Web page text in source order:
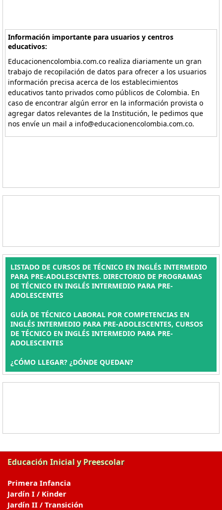
Información importante para usuarios y centros
educativos:
Educacionencolombia.com.co realiza diariamente un gran
trabajo de recopilación de datos para ofrecer a los usuarios
información precisa acerca de los establecimientos
educativos tanto privados como públicos de Colombia. En
caso de encontrar algún error en la información provista o
agregar datos relevantes de la Institución, le pedimos que
nos envíe un mail a info@educacionencolombia.com.co.
LISTADO DE CURSOS DE TÉCNICO EN INGLÉS INTERMEDIO
PARA PRE-ADOLESCENTES. DIRECTORIO DE PROGRAMAS
DE TÉCNICO EN INGLÉS INTERMEDIO PARA PRE-
ADOLESCENTES
GUÍA DE TÉCNICO LABORAL POR COMPETENCIAS EN
INGLÉS INTERMEDIO PARA PRE-ADOLESCENTES, CURSOS
DE TÉCNICO EN INGLÉS INTERMEDIO PARA PRE-
ADOLESCENTES
¿CÓMO LLEGAR? ¿DÓNDE QUEDAN?
Educación Inicial y Preescolar
Primera Infancia
Jardín I / Kinder
Jardín II / Transición